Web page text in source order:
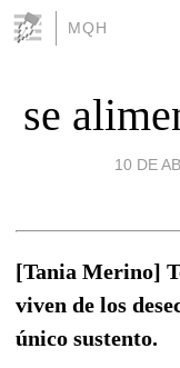
MQH
se
10 DE
[Tania Merino]
viven de los
único sustento.